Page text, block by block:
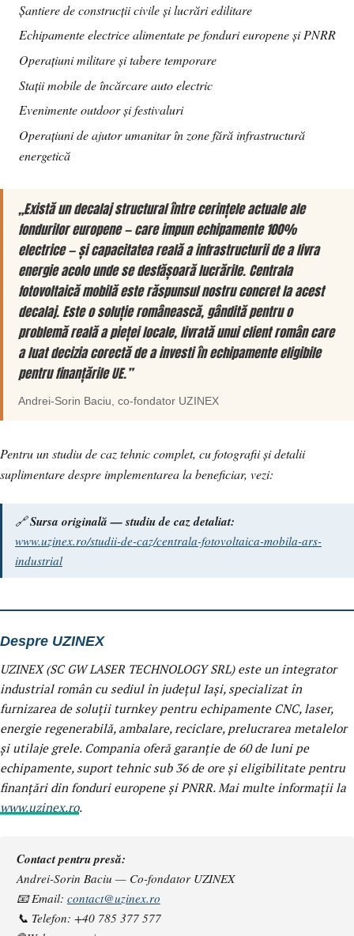
Șantiere de construcții civile și lucrări edilitare
Echipamente electrice alimentate pe fonduri europene și PNRR
Operațiuni militare și tabere temporare
Stații mobile de încărcare auto electric
Evenimente outdoor și festivaluri
Operațiuni de ajutor umanitar în zone fără infrastructură
energetică
„Există un decalaj structural între cerințele actuale ale
fondurilor europene — care impun echipamente 100%
electrice — și capacitatea reală a infrastructurii de a livra
energie acolo unde se desfășoară lucrările. Centrala
fotovoltaică mobilă este răspunsul nostru concret la acest
decalaj. Este o soluție românească, gândită pentru o
problemă reală a pieței locale, livrată unui client român care
a luat decizia corectă de a investi în echipamente eligibile
pentru finanțările UE.”
Andrei-Sorin Baciu, co-fondator UZINEX
Pentru un studiu de caz tehnic complet, cu fotografii și detalii
suplimentare despre implementarea la beneficiar, vezi:
🔗Sursa originală — studiu de caz detaliat:
www.uzinex.ro/studii-de-caz/centrala-fotovoltaica-mobila-ars-
industrial
Despre UZINEX
UZINEX (SC GW LASER TECHNOLOGY SRL) este un integrator
industrial român cu sediul în județul Iași, specializat în
furnizarea de soluții turnkey pentru echipamente CNC, laser,
energie regenerabilă, ambalare, reciclare, prelucrarea metalelor
și utilaje grele. Compania oferă garanție de 60 de luni pe
echipamente, suport tehnic sub 36 de ore și eligibilitate pentru
finanțări din fonduri europene și PNRR. Mai multe informații la
www.uzinex.ro.
Contact pentru presă:
Andrei-Sorin Baciu — Co-fondator UZINEX
📧 Email: contact@uzinex.ro
📞 Telefon: +40 785 377 577